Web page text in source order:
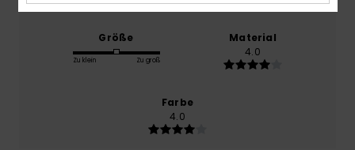
Größe
Zu klein Zu groß
Material
4.0
Farbe
4.0